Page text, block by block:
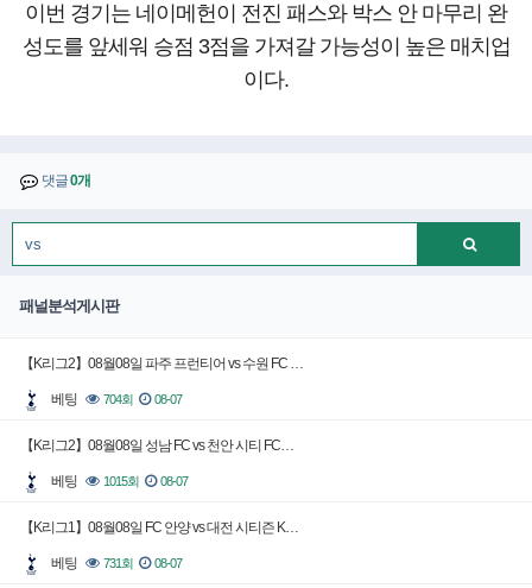
이번 경기는 네이메헌이 전진 패스와 박스 안 마무리 완
성도를 앞세워 승점 3점을 가져갈 가능성이 높은 매치업
이다.
댓글0개
패널분석게시판
【K리그2】08월08일 파주 프런티어 vs 수원 FC …
베팅 704회 08-07
【K리그2】08월08일 성남 FC vs 천안 시티 FC…
베팅 1015회 08-07
【K리그1】08월08일 FC 안양 vs 대전 시티즌 K…
베팅 731회 08-07